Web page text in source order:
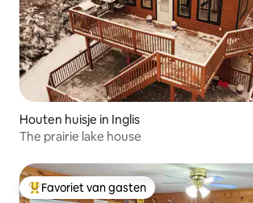
Houten huisje in Inglis
The prairie lake house
Topfavoriet van gasten
Favoriet van gasten